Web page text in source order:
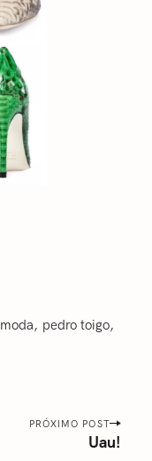
‎moda‬
pedro toigo
PRÓXIMO POST
Uau!